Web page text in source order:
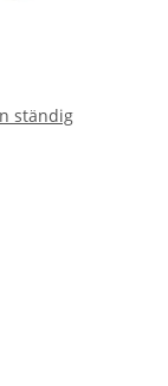
ständig